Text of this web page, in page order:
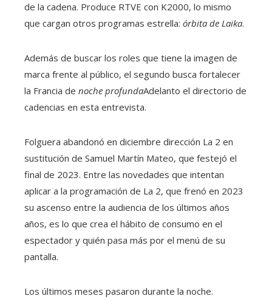
de la cadena. Produce RTVE con K2000, lo mismo
que cargan otros programas estrella: órbita de Laika.
Además de buscar los roles que tiene la imagen de
marca frente al público, el segundo busca fortalecer
la Francia de noche profundaAdelanto el directorio de
cadencias en esta entrevista.
Folguera abandonó en diciembre dirección La 2 en
sustitución de Samuel Martín Mateo, que festejó el
final de 2023. Entre las novedades que intentan
aplicar a la programación de La 2, que frenó en 2023
su ascenso entre la audiencia de los últimos años
años, es lo que crea el hábito de consumo en el
espectador y quién pasa más por el menú de su
pantalla.
Los últimos meses pasaron durante la noche.